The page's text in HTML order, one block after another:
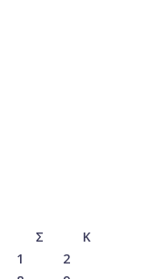
Σ
Κ
1
2